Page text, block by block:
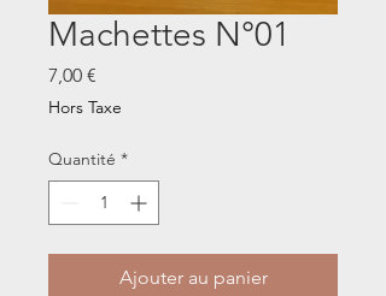
Machettes N°01
7,00 €
Hors Taxe
Quantité *
Ajouter au panier